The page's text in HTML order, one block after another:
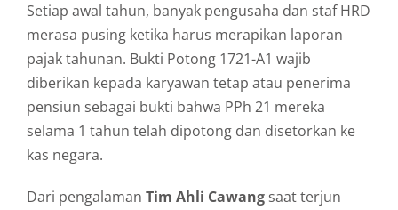
Setiap awal tahun, banyak pengusaha dan staf HRD
merasa pusing ketika harus merapikan laporan
pajak tahunan. Bukti Potong 1721-A1 wajib
diberikan kepada karyawan tetap atau penerima
pensiun sebagai bukti bahwa PPh 21 mereka
selama 1 tahun telah dipotong dan disetorkan ke
kas negara.
Dari pengalaman Tim Ahli Cawang saat terjun